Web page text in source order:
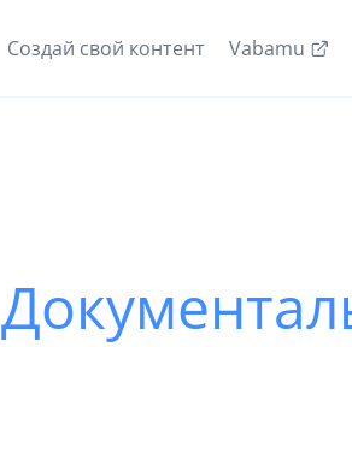
Создай свой контент Vabamu